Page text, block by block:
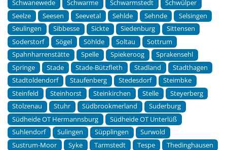
Schwanewede
Schwarme Schwarmstedt
Schwülper
Seelze
Seesen Seevetal Sehlde Sehnde
Selsingen
Seulingen
Sibbesse Sickte Siedenburg
Sittensen
Soderstorf
Sögel Söhlde Soltau
Sottrum
Spahnharrenstätte
Spelle Spiekeroog
Sprakensehl
Springe
Stade Stade-Bützfleth Stadland
Stadthagen
Stadtoldendorf
Staufenberg Stedesdorf
Steimbke
Steinfeld
Steinhorst Steinkirchen Stelle
Steyerberg
Stolzenau
Stuhr Südbrookmerland
Suderburg
Südheide OT Hermannsburg
Südheide OT Unterlüß
Suhlendorf
Sulingen Süpplingen
Surwold
Sustrum-Moor
Syke Tarmstedt Tespe
Thedinghausen